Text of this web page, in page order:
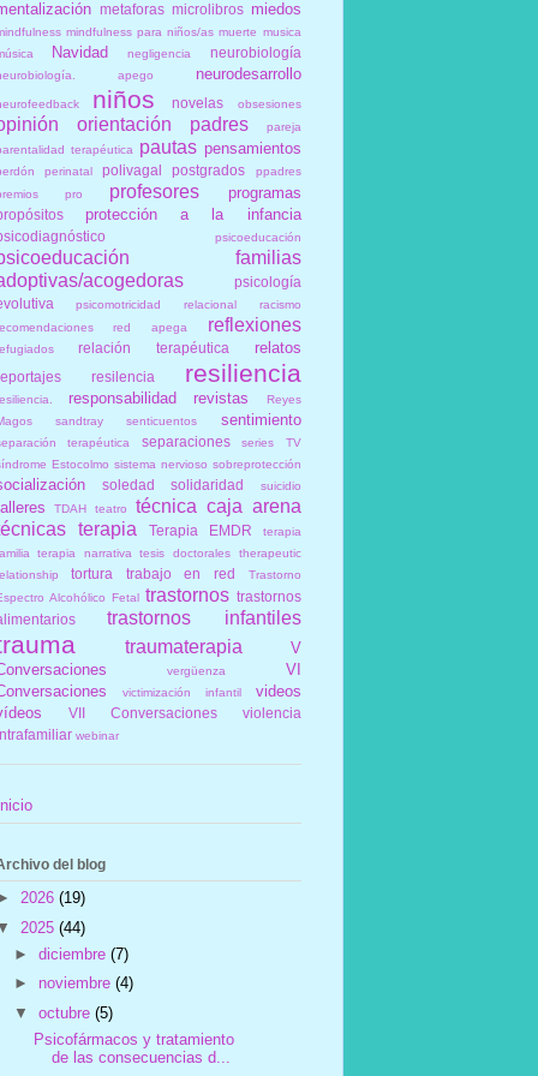
metaforas microlibros miedos
mindfulness para niños/as muerte musica
Navidad negligencia neurobiología
apego neurodesarrollo
niños novelas obsesiones
orientación padres
pareja
terapéutica
pautas pensamientos
perinatal polivagal postgrados
ppadres
pro profesores programas
protección a la infancia
psicoeducación
familias
acogedoras
psicología
psicomotricidad relacional
racismo
red apega reflexiones
relación terapéutica relatos
resilencia resiliencia
responsabilidad revistas
Reyes
sandtray senticuentos sentimiento
terapéutica separaciones
series TV
Estocolmo sistema nervioso sobreprotección
soledad solidaridad suicidio
TDAH teatro
técnica caja arena
terapia Terapia EMDR
terapia
terapia narrativa tesis doctorales
therapeutic
tortura trabajo en red
Trastorno
Alcohólico Fetal trastornos trastornos
trastornos infantiles
traumaterapia
V
vergüenza
VI
victimización infantil
videos
VII Conversaciones
violencia
webinar
del blog
2026 (19)
2025 (44)
►diciembre(7)
► noviembre(4)
▼octubre(5)
Psicofármacos y tratamiento
de las consecuencias d...